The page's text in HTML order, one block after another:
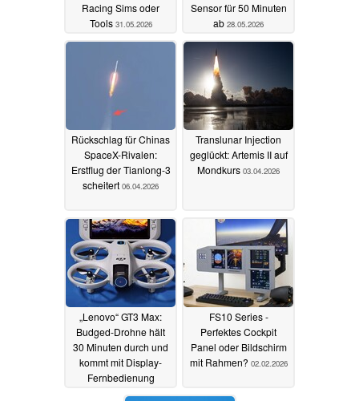
Racing Sims oder
Tools 31.05.2026
Sensor für 50 Minuten
ab 28.05.2026
Rückschlag für Chinas
SpaceX-Rivalen:
Erstflug der Tianlong-3
scheitert 06.04.2026
Translunar Injection
geglückt: Artemis II auf
Mondkurs 03.04.2026
„Lenovo“ GT3 Max:
Budged-Drohne hält
30 Minuten durch und
kommt mit Display-
Fernbedienung
08.03.2026
FS10 Series -
Perfektes Cockpit
Panel oder Bildschirm
mit Rahmen? 02.02.2026